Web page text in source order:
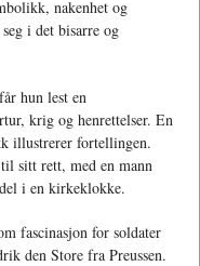
nakenhet og
i det bisarre og
hun lest en
krig og henrettelser. En
illustrerer fortellingen.
sitt rett, med en mann
i en kirkeklokke.
fascinasjon for soldater
den Store fra Preussen.